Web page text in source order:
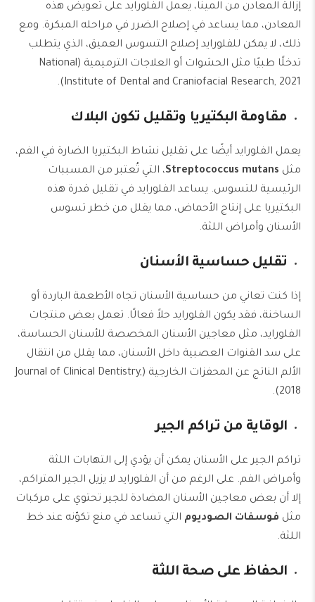
إزالة المعادن من المينا، يعمل الفلورايد على تعويض هذه
المعادن، مما يساعد في إصلاح الضرر في مراحله المبكرة. ومع
ذلك، لا يمكن للفلورايد إصلاح التسوس العميق، الذي يتطلب
تدخلًا طبيًا مثل الحشوات أو العلاجات الترميمية (National
Institute of Dental and Craniofacial Research, 2021).
مقاومة البكتيريا وتقليل تكون البلاك
يعمل الفلورايد أيضًا على تقليل نشاط البكتيريا الضارة في الفم،
مثل Streptococcus mutans، التي تُعتبر من المسببات
الرئيسية للتسوس. يساعد الفلورايد في تقليل قدرة هذه
البكتيريا على إنتاج الأحماض، مما يقلل من خطر تسوس
الأسنان وأمراض اللثة.
تقليل حساسية الأسنان
إذا كنت تعاني من حساسية الأسنان تجاه الأطعمة الباردة أو
الساخنة، فقد يكون الفلورايد حلاً فعالًا. تعمل بعض منتجات
الفلورايد، مثل معاجين الأسنان المخصصة للأسنان الحساسة،
على سد القنوات العصبية داخل الأسنان، مما يقلل من انتقال
الألم الناتج عن المحفزات الخارجية (Journal of Clinical Dentistry,
2018).
الوقاية من تراكم الجير
تراكم الجير على الأسنان يمكن أن يؤدي إلى التهابات اللثة
وأمراض الفم. على الرغم من أن الفلورايد لا يزيل الجير المتراكم،
إلا أن بعض معاجين الأسنان المضادة للجير تحتوي على مركبات
مثل فوسفات الصوديوم التي تساعد في منع تكوّنه عند خط
اللثة.
الحفاظ على صحة اللثة